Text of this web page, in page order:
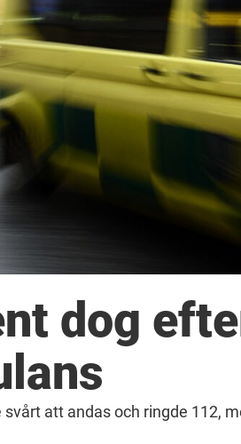
dog
svårt att andas och ringde 112,